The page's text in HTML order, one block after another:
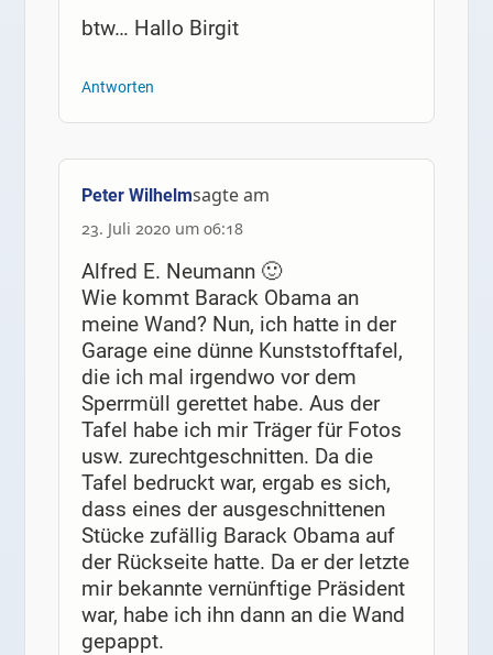
btw… Hallo Birgit
Antworten
Peter Wilhelmsagte am
23. Juli 2020 um 06:18
Alfred E. Neumann 🙂
Wie kommt Barack Obama an
meine Wand? Nun, ich hatte in der
Garage eine dünne Kunststofftafel,
die ich mal irgendwo vor dem
Sperrmüll gerettet habe. Aus der
Tafel habe ich mir Träger für Fotos
usw. zurechtgeschnitten. Da die
Tafel bedruckt war, ergab es sich,
dass eines der ausgeschnittenen
Stücke zufällig Barack Obama auf
der Rückseite hatte. Da er der letzte
mir bekannte vernünftige Präsident
war, habe ich ihn dann an die Wand
gepappt.